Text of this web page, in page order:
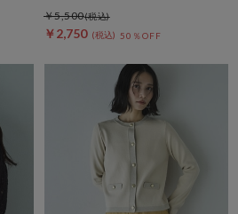
￥2,750 50％OFF
￥5,500